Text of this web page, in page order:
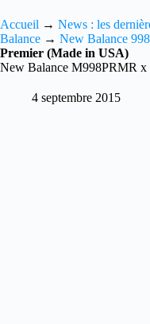
Accueil → News : les
Balance → New Balance 998
Premier (Made in USA)
New Balance M998PRMR
4 septembre 2015